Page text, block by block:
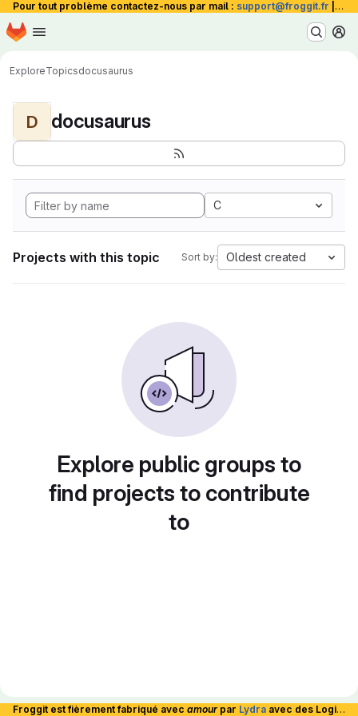
Pour tout problème contactez-nous par mail : support@froggit.fr La
Skip to main content
Homepage
ExploreTopicsdocusaurus
D docusaurus
C
Projects with this topic Sort by: Oldest created
Explore public groups to
find projects to contribute
to
Froggit est fièrement fabriqué avec amour par Lydra avec des Logiciels Libres et hébergé en